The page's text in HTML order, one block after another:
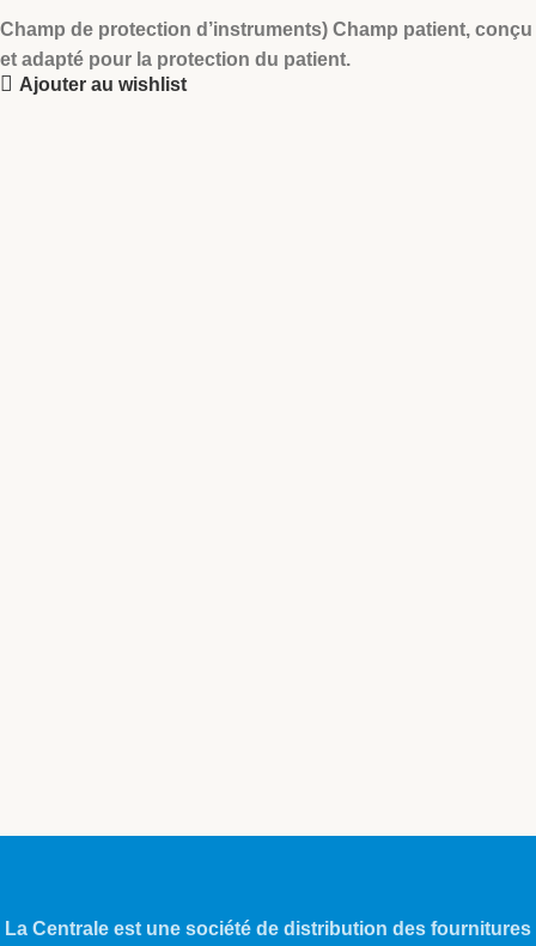
Champ de protection d’instruments) Champ patient, conçu
et adapté pour la protection du patient.
Ajouter au wishlist
La Centrale est une société de distribution des fournitures